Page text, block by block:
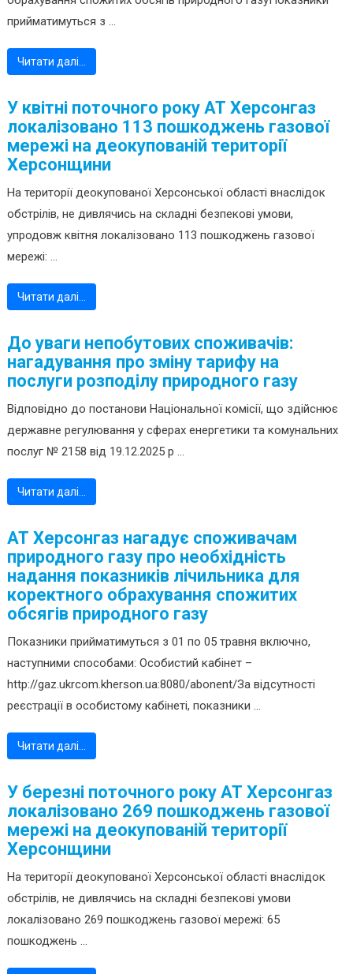
прийматимуться з ...
Читати далі…
У квітні поточного року АТ Херсонгаз
локалізовано 113 пошкоджень газової
мережі на деокупованій території
Херсонщини
На території деокупованої Херсонської області внаслідок
обстрілів, не дивлячись на складні безпекові умови,
упродовж квітня локалізовано 113 пошкоджень газової
мережі: ...
Читати далі…
До уваги непобутових споживачів:
нагадування про зміну тарифу на
послуги розподілу природного газу
Відповідно до постанови Національної комісії, що здійснює
державне регулювання у сферах енергетики та комунальних
послуг № 2158 від 19.12.2025 р ...
Читати далі…
АТ Херсонгаз нагадує споживачам
природного газу про необхідність
надання показників лічильника для
коректного обрахування спожитих
обсягів природного газу
Показники прийматимуться з 01 по 05 травня включно,
наступними способами: Особистий кабінет –
http://gaz.ukrcom.kherson.ua:8080/abonent/За відсутності
реєстрації в особистому кабінеті, показники ...
Читати далі…
У березні поточного року АТ Херсонгаз
локалізовано 269 пошкоджень газової
мережі на деокупованій території
Херсонщини
На території деокупованої Херсонської області внаслідок
обстрілів, не дивлячись на складні безпекові умови
локалізовано 269 пошкоджень газової мережі: 65
пошкоджень ...